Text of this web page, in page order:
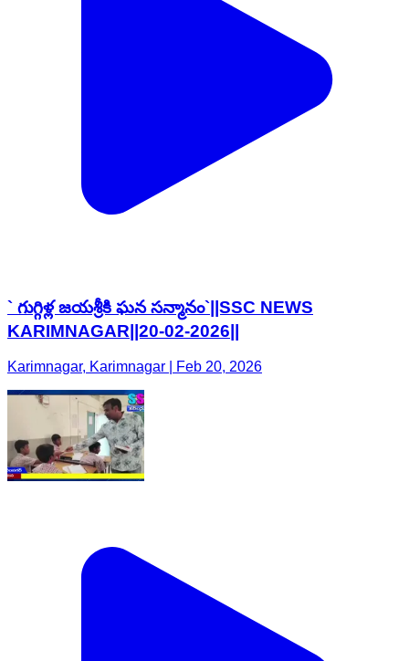
` గుగ్గిళ్ల జయశ్రీకి ఘన సన్మానం`||SSC NEWS
KARIMNAGAR||20-02-2026||
Karimnagar, Karimnagar | Feb 20, 2026